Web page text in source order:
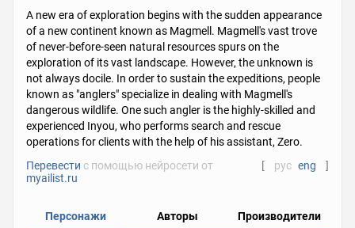
A new era of exploration begins with the sudden appearance
of a new continent known as Magmell. Magmell's vast trove
of never-before-seen natural resources spurs on the
exploration of its vast landscape. However, the unknown is
not always docile. In order to sustain the expeditions, people
known as "anglers" specialize in dealing with Magmell's
dangerous wildlife. One such angler is the highly-skilled and
experienced Inyou, who performs search and rescue
operations for clients with the help of his assistant, Zero.
Перевести с помощью нейросети от
myailist.ru
[ рус eng ]
Персонажи Авторы Производители